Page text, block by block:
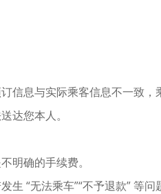
信息与实际乘客信息不一致，
达您本人。
明确的手续费。
“无法乘车”“不予退款” 等问